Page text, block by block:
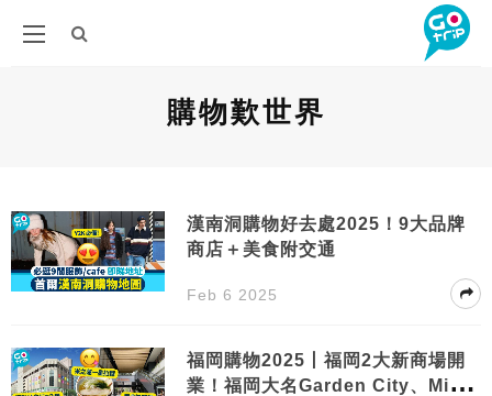
購物歎世界
漢南洞購物好去處2025！9大品牌
商店＋美食附交通
Feb 6 2025
福岡購物2025丨福岡2大新商場開
業！福岡大名Garden City、Mina